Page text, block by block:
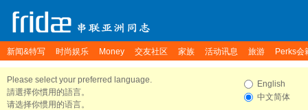
新闻&特写 时尚娱乐 Money 交友社区 家族 活动讯息 旅游 Perks会
Please select your preferred language.
請選擇你慣用的語言。
请选择你惯用的语言。
English
中文简体